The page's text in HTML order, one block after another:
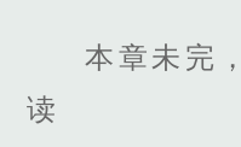
本章未完
读